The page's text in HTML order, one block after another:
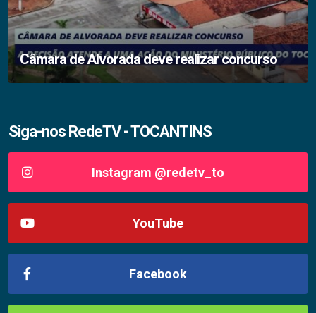
Câmara de Alvorada deve realizar concurso
Siga-nos RedeTV - TOCANTINS
Instagram @redetv_to
YouTube
Facebook